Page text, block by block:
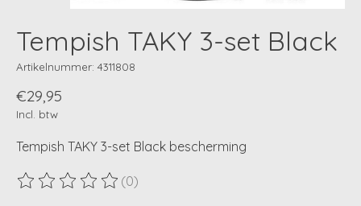
Tempish TAKY 3-set Black
Artikelnummer: 4311808
€29,95
Incl. btw
Tempish TAKY 3-set Black bescherming
De beoordeling van dit product is
(0)